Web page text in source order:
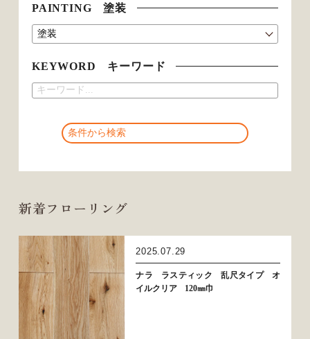
PAINTING 塗装
KEYWORD キーワード
新着フローリング
2025.07.29
ナラ ラスティック 乱尺タイプ オ
イルクリア 120㎜巾